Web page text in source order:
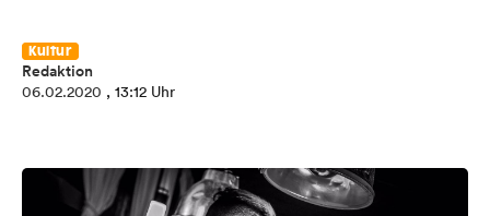
Kultur
Redaktion
06.02.2020 , 13:12 Uhr